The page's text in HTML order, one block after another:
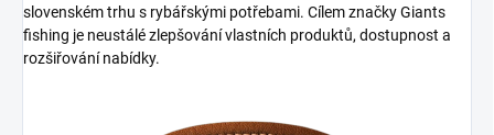
slovenském trhu s rybářskými potřebami. Cílem značky Giants
fishing je neustálé zlepšování vlastních produktů, dostupnost a
rozšiřování nabídky.